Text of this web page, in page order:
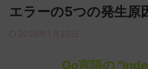
エラーの5つの発生原
Go言語の